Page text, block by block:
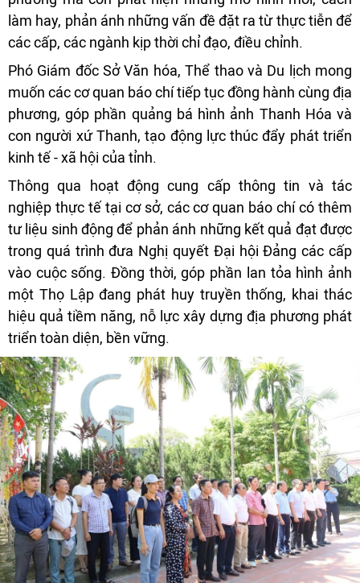
làm hay, phản ánh những vấn đề đặt ra từ thực tiễn để
các cấp, các ngành kịp thời chỉ đạo, điều chỉnh.
Phó Giám đốc Sở Văn hóa, Thể thao và Du lịch mong
muốn các cơ quan báo chí tiếp tục đồng hành cùng địa
phương, góp phần quảng bá hình ảnh Thanh Hóa và
con người xứ Thanh, tạo động lực thúc đẩy phát triển
kinh tế - xã hội của tỉnh.
Thông qua hoạt động cung cấp thông tin và tác
nghiệp thực tế tại cơ sở, các cơ quan báo chí có thêm
tư liệu sinh động để phản ánh những kết quả đạt được
trong quá trình đưa Nghị quyết Đại hội Đảng các cấp
vào cuộc sống. Đồng thời, góp phần lan tỏa hình ảnh
một Thọ Lập đang phát huy truyền thống, khai thác
hiệu quả tiềm năng, nỗ lực xây dựng địa phương phát
triển toàn diện, bền vững.